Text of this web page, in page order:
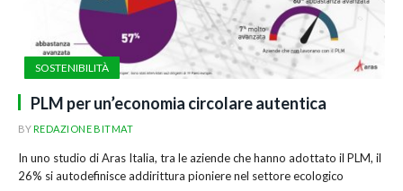
SOSTENIBILITÀ
PLM per un’economia circolare autentica
BYREDAZIONE BITMAT
In uno studio di Aras Italia, tra le aziende che hanno adottato il PLM, il
26% si autodefinisce addirittura pioniere nel settore ecologico